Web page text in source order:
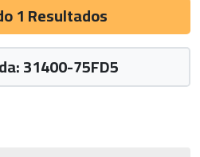
1 Resultados
31400-75FD5